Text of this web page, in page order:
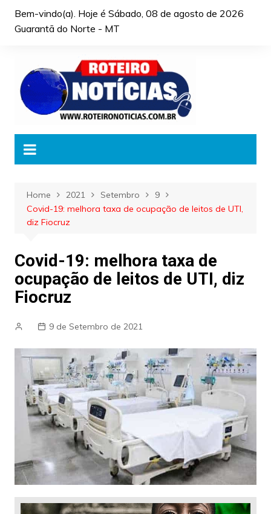
Bem-vindo(a). Hoje é Sábado, 08 de agosto de 2026
Guarantã do Norte - MT
Home 2021 Setembro
9
Covid-19: melhora taxa de ocupação de leitos de UTI,
diz Fiocruz
Covid-19: melhora taxa de
ocupação de leitos de UTI, diz
Fiocruz
9 de Setembro de 2021